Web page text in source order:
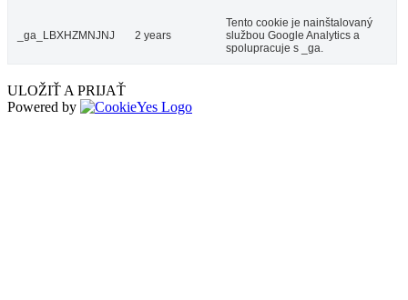
_ga_LBXHZMNJNJ 2 years
Tento cookie je nainštalovaný
službou Google Analytics a
spolupracuje s _ga.
ULOŽIŤ A PRIJAŤ
Powered by